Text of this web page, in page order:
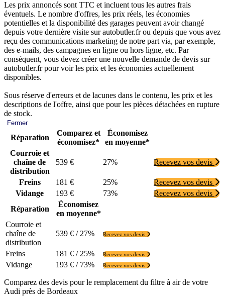
Les prix annoncés sont TTC et incluent tous les autres frais
éventuels. Le nombre d'offres, les prix réels, les économies
potentielles et la disponibilité des garages peuvent avoir changé
depuis votre dernière visite sur autobutler.fr ou depuis que vous avez
reçu des communications marketing de notre part via, par exemple,
des e-mails, des campagnes en ligne ou hors ligne, etc. Par
conséquent, vous devez créer une nouvelle demande de devis sur
autobutler.fr pour voir les prix et les économies actuellement
disponibles.
Sous réserve d'erreurs et de lacunes dans le contenu, les prix et les
descriptions de l'offre, ainsi que pour les pièces détachées en rupture
de stock.
Fermer
Réparation
Comparez et
économisez*
Économisez
en moyenne*
Courroie et
chaîne de
distribution
539 € 27% Recevez vos devis
Freins 181 € 25%
Recevez vos devis
Vidange
193 € 73%
Recevez vos devis
Réparation
Économisez
en moyenne*
Courroie et
chaîne de
distribution
539 € / 27% Recevez vos devis
Freins 181 € / 25% Recevez vos devis
Vidange 193 € / 73% Recevez vos devis
Comparez des devis pour le remplacement du filtre à air de votre
Audi près de Bordeaux